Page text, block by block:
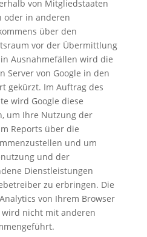
von Mitgliedstaaten
oder in anderen
über den
vor der Übermittlung
Ausnahmefällen wird die
Server von Google in den
gekürzt. Im Auftrag des
wird Google diese
um Ihre Nutzung der
Reports über die
und um
und der
Dienstleistungen
zu erbringen. Die
von Ihrem Browser
nicht mit anderen